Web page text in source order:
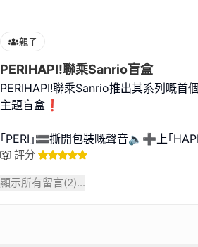
親子
PERIHAPI!聯乘Sanrio盲盒
PERIHAPI!聯乘Sanrio推出其系列嘅首
主題盲盒❗️
｢PERI｣🟰撕開包裝嘅聲音🔈➕上｢
評分
顯示所有留言(2)...